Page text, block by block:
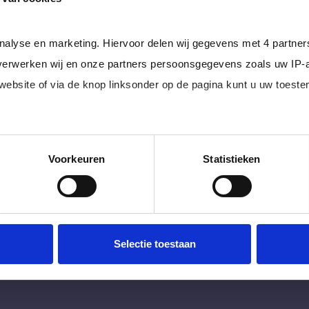
en marketing. Hiervoor delen wij gegevens met 4
wij en onze partners persoonsgegevens zoals uw
of via de knop linksonder op de pagina kunt u uw
Voorkeuren Statistieken
Selectie toestaan
(of iemand
slag gaat.
Ik
of
Je
krijgt
aan
Meer